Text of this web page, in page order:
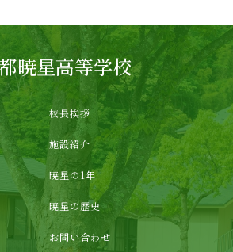
暁星高等学校
校長挨拶
施設紹介
暁星の1年
暁星の歴史
お問い合わせ